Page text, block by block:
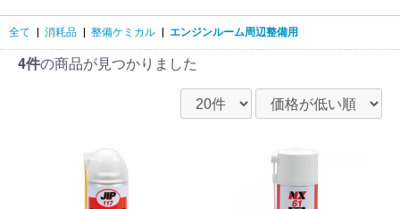
全て 消耗品 整備ケミカル エンジンルーム周辺整備用
4件の商品が見つかりました